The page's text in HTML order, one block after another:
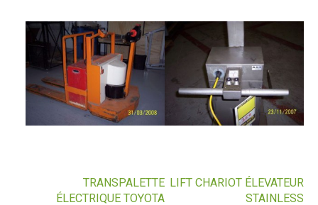
LIFT CHARIOT ÉLEVATEUR
STAINLESS
TRANSPALETTE
ÉLECTRIQUE TOYOTA